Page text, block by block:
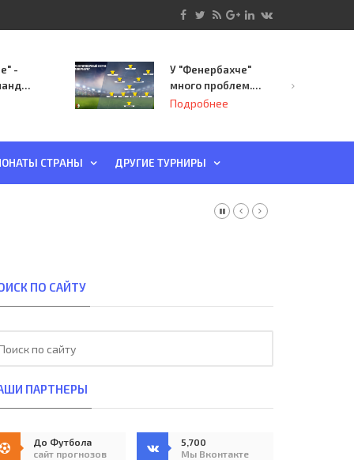
-
У "Фенербахче"
много проблем.
Но он опасен для
Подробнее
СТРАНЫ ДРУГИЕ ТУРНИРЫ
ПО САЙТУ
ПАРТНЕРЫ
До Футбола
сайт прогнозов
5,700
Мы Вконтакте